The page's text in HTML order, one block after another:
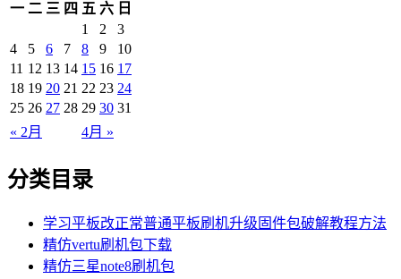
一 二 三 四 五 六 日
« 2月 4月 »
1 2
3
4
5 6 7 8 9
10
11 12 13 14 15 16 17
18 19 20 21 22 23 24
25 26 27 28 29 30 31
分类目录
学习平板改正常普通平板刷机升级固件包破解教程方法
精仿vertu刷机包下载
精仿三星note8刷机包